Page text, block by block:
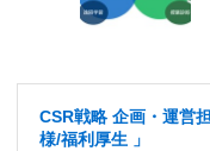
CSR戦略 企画・運営
様/福利厚生 」